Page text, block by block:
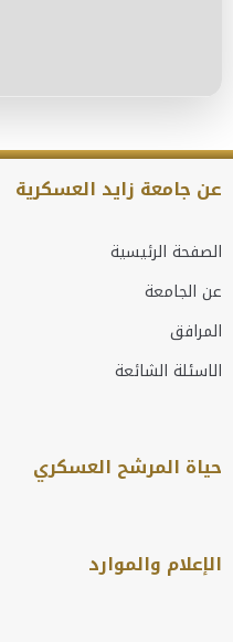
عن جامعة زايد العسكرية
الصفحة الرئيسية
عن الجامعة
المرافق
الاسئلة الشائعة
حياة المرشح العسكري
الإعلام والموارد